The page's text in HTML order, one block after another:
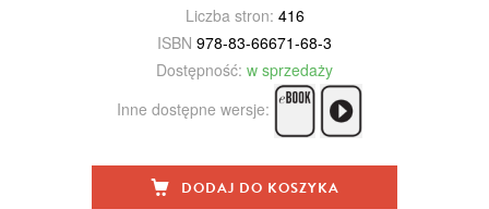
Liczba stron: 416
ISBN 978-83-66671-68-3
Dostępność: w sprzedaży
Inne dostępne wersje:
DODAJ DO KOSZYKA